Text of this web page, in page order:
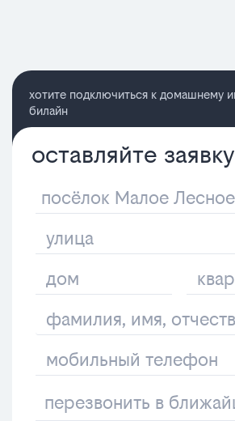
хотите подключиться к домашнему
билайн
оставляйте заявку